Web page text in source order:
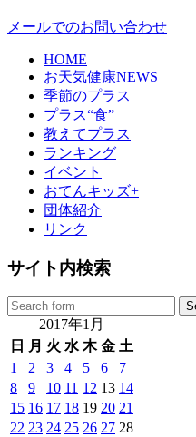
メールでのお問い合わせ
HOME
お天気健康NEWS
季節のプラス
プラス“食”
教えてプラス
ランキング
イベント
おてんキッズ+
団体紹介
リンク
サイト内検索
2017年1月
日 月 火 水 木 金 土
1 2 3 4 5 6
7
8
9 10 11 12 13 14
15 16 17 18 19 20 21
22 23 24 25 26 27 28